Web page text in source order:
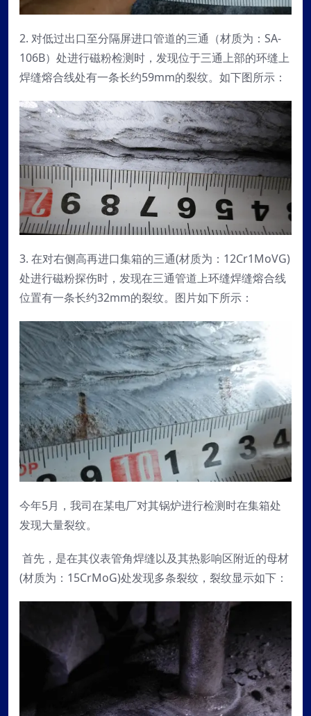
2. 对低过出口至分隔屏进口管道的三通（材质为：SA-
106B）处进行磁粉检测时，发现位于三通上部的环缝上
焊缝熔合线处有一条长约59mm的裂纹。如下图所示：
3. 在对右侧高再进口集箱的三通(材质为：12Cr1MoVG)
处进行磁粉探伤时，发现在三通管道上环缝焊缝熔合线
位置有一条长约32mm的裂纹。图片如下所示：
今年5月，我司在某电厂对其锅炉进行检测时在集箱处
发现大量裂纹。
首先，是在其仪表管角焊缝以及其热影响区附近的母材
(材质为：15CrMoG)处发现多条裂纹，裂纹显示如下：